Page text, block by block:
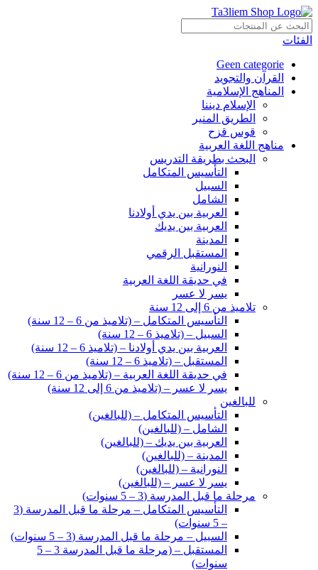
الفئات
Geen categorie
القرآن والتجويد
المناهج الإسلامية
الإسلام ديننا
الطريق المنير
قوس قزح
مناهج اللغة العربية
البحث بطريقة التدريس
التأسيس المتكامل
السبيل
الشامل
العربية بين يدي أولادنا
العربية بين يديك
المدينة
المستقبل الرقمي
النورانية
في حديقة اللغة العربية
يسر لا عسر
تلاميذ من 6 إلى 12 سنة
التأسيس المتكامل – (تلاميذ من 6 – 12 سنة)
السبيل – (تلاميذ 6 – 12 سنة)
العربية بين يدي أولادنا – (تلاميذ 6 – 12 سنة)
المستقبل – (تلاميذ 6 – 12 سنة)
في حديقة اللغة العربية – (تلاميذ من 6 – 12 سنة)
يسر لا عسر – (تلاميذ من 6 إلى 12 سنة)
للبالغين
التأسيس المتكامل – (للبالغين)
الشامل – (للبالغين)
العربية بين يديك – (للبالغين)
المدينة – (للبالغين)
النورانية – (للبالغين)
يسر لا عسر – (للبالغين)
مرحلة ما قبل المدرسة (3 – 5 سنوات)
التأسيس المتكامل – مرحلة ما قبل المدرسة (3
– 5 سنوات)
السبيل – مرحلة ما قبل المدرسة (3 – 5 سنوات)
المستقبل – (مرحلة ما قبل المدرسة 3 – 5
سنوات)